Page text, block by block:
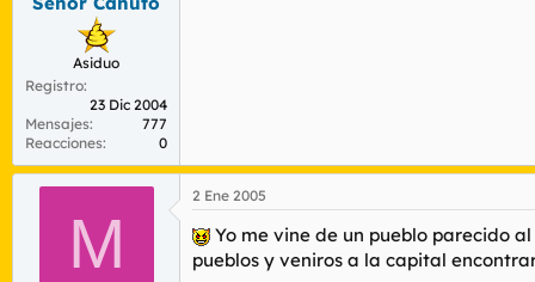
Asiduo
Registro
23 Dic 2004
Mensajes
777
Reacciones
0
M
2 Ene 2005
Yo me vine de un pueblo parecido
pueblos y veniros a la capital